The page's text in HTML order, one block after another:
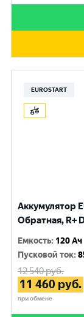
EUROSTART
Аккумулятор
Обратная, R+
Емкость: 120 Ач
Пусковой ток:
12 540руб.
11 460 руб.
при обмене